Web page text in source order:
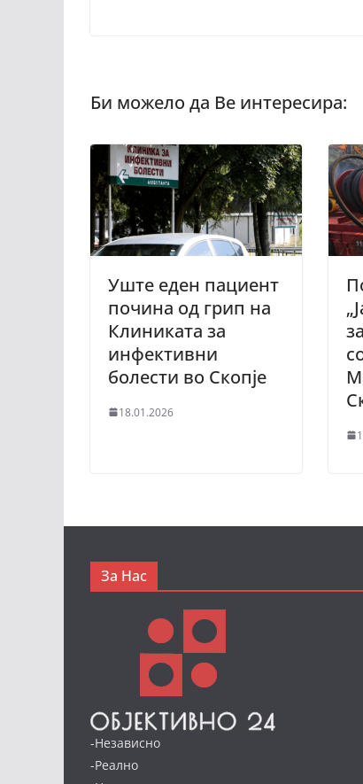
Уште еден пациент
почина од грип на
Клиниката за
инфективни
болести во Скопје
18.01.2026
За Нас
-Независно
-Реално